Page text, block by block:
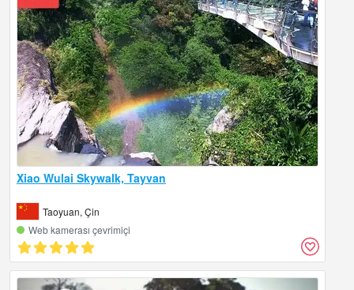
Xiao Wulai Skywalk, Tayvan
Taoyuan, Çin
Web kamerası çevrimiçi